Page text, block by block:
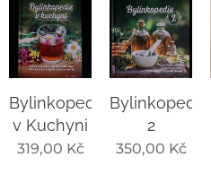
Bylinkopedie
v Kuchyni
319,00 Kč
Bylinkopedie
2
350,00 Kč